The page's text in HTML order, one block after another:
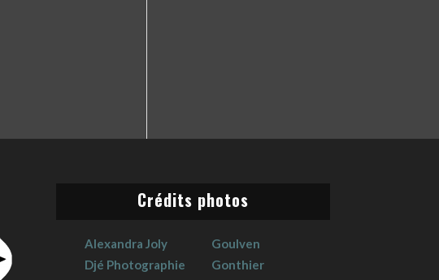
Crédits photos
Alexandra Joly
Djé Photographie
Goulven
Gonthier